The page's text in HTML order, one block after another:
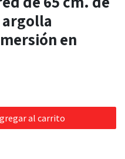
en
al carrito